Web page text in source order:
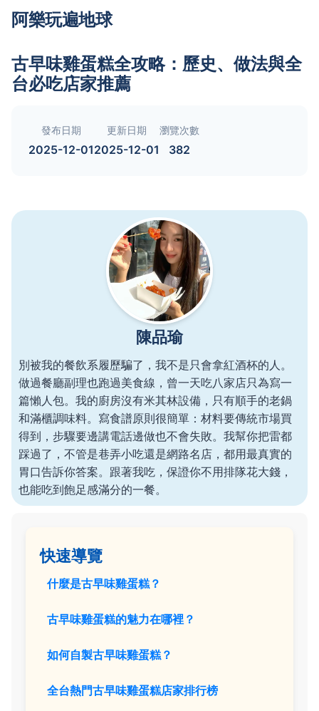
阿樂玩遍地球
古早味雞蛋糕全攻略：歷史、做法與全
台必吃店家推薦
發布日期
2025-12-01
更新日期
2025-12-01
瀏覽次數
382
陳品瑜
別被我的餐飲系履歷騙了，我不是只會拿紅酒杯的人。
做過餐廳副理也跑過美食線，曾一天吃八家店只為寫一
篇懶人包。我的廚房沒有米其林設備，只有順手的老鍋
和滿櫃調味料。寫食譜原則很簡單：材料要傳統市場買
得到，步驟要邊講電話邊做也不會失敗。我幫你把雷都
踩過了，不管是巷弄小吃還是網路名店，都用最真實的
胃口告訴你答案。跟著我吃，保證你不用排隊花大錢，
也能吃到飽足感滿分的一餐。
快速導覽
什麼是古早味雞蛋糕？
古早味雞蛋糕的魅力在哪裡？
如何自製古早味雞蛋糕？
全台熱門古早味雞蛋糕店家排行榜